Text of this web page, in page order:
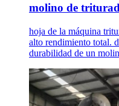
molino de
hoja de la máquina
alto rendimiento total.
durabilidad de un